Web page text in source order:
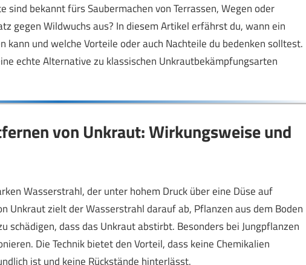
sind bekannt fürs Saubermachen von Terrassen, Wegen oder
gegen Wildwuchs aus? In diesem Artikel erfährst du, wann ein
und welche Vorteile oder auch Nachteile du bedenken solltest.
echte Alternative zu klassischen Unkrautbekämpfungsarten
von Unkraut: Wirkungsweise und
Wasserstrahl, der unter hohem Druck über eine Düse auf
Unkraut zielt der Wasserstrahl darauf ab, Pflanzen aus dem Boden
schädigen, dass das Unkraut abstirbt. Besonders bei Jungpflanzen
Die Technik bietet den Vorteil, dass keine Chemikalien
ist und keine Rückstände hinterlässt.